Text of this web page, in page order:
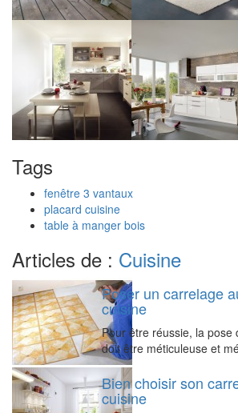
Tags
fenêtre 3 vantaux
placard cuisine
table à manger bois
Articles de : Cuisine
Poser un carrelage
cuisine
Pour être réussie, la pose
doit être méticuleuse et
Bien choisir son
cuisine